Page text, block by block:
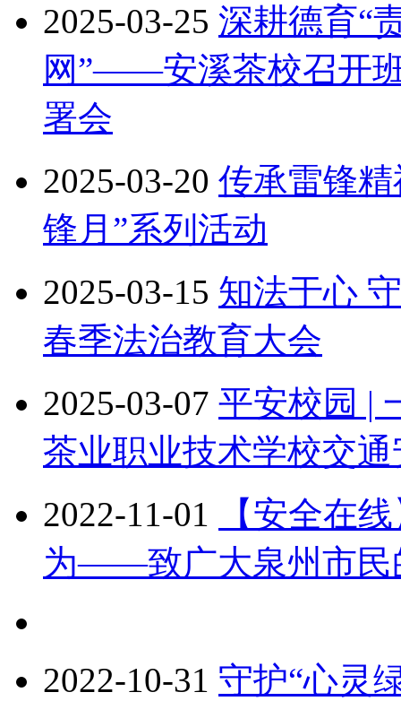
2025-03-25 深耕德育“
网”——安溪茶校召开
署会
2025-03-20 传承雷锋
锋月”系列活动
2025-03-15 知法于心
春季法治教育大会
2025-03-07 平安校园 |
茶业职业技术学校交
2022-11-01
【安全在
为——致广大泉州市民
2022-10-31 守护“心灵